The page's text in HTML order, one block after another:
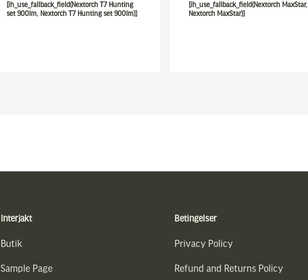
[ih_use_fallback_field(Nextorch T7 Hunting
set 900lm, Nextorch T7 Hunting set 900lm)]
[ih_use_fallback_field(Nextorch MaxStar,
Nextorch MaxStar)]
Interjakt
Butik
Sample Page
Betingelser
Privacy Policy
Refund and Returns Policy